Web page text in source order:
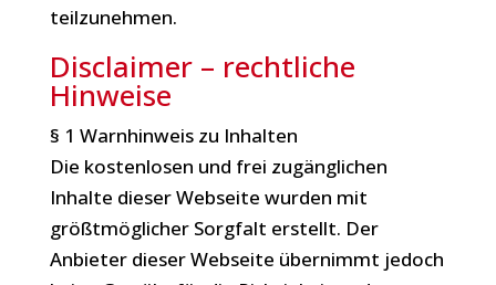
teilzunehmen.
Disclaimer – rechtliche
Hinweise
§ 1 Warnhinweis zu Inhalten
Die kostenlosen und frei zugänglichen
Inhalte dieser Webseite wurden mit
größtmöglicher Sorgfalt erstellt. Der
Anbieter dieser Webseite übernimmt jedoch